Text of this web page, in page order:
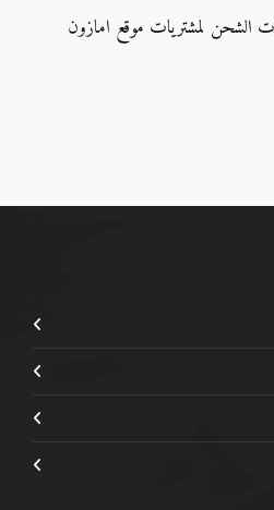
الشحن لمشتريات موقع امازون